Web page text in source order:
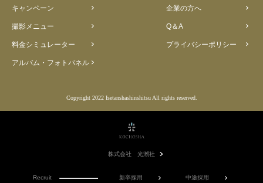
キャンペーン 企業の方へ
撮影メニュー Q＆A
料金シミュレーター プライバシーポリシー
アルバム・フォトパネル
Copyright 2022 Isetanshashinshitsu All rights reserved.
株式会社 光潮社
Recruit 新卒採用 中途採用